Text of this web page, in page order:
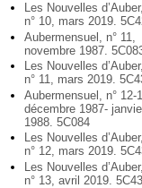
Les Nouvelles d’Auber,
n° 10, mars 2019.
Aubermensuel, n° 11,
novembre 1987.
Les Nouvelles d’Auber,
n° 11, mars 2019.
Aubermensuel, n° 12-
décembre 1987-
1988. 5C084
Les Nouvelles d’Auber,
n° 12, mars 2019.
Les Nouvelles d’Auber,
n° 13, avril 2019.